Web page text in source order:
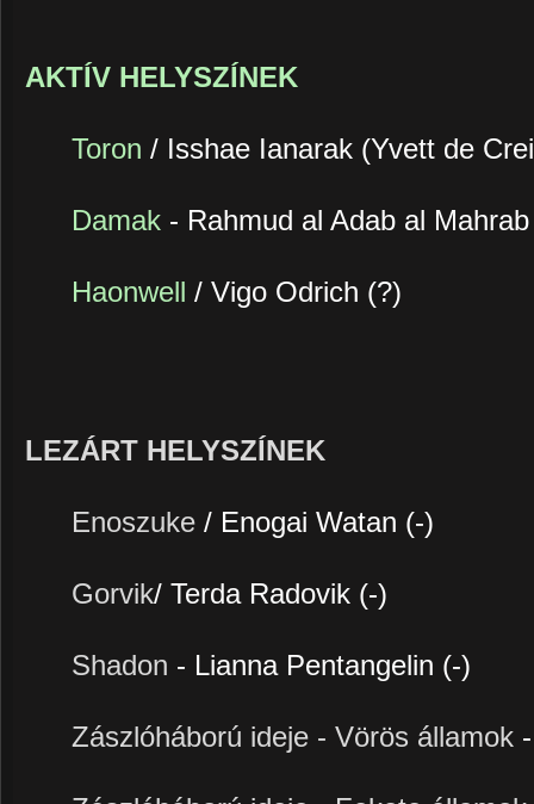
AKTÍV HELYSZÍNEK
Toron / Isshae Ianarak (Yvett de
Damak - Rahmud al Adab al
Haonwell / Vigo Odrich (?)
LEZÁRT HELYSZÍNEK
Enoszuke / Enogai Watan (-)
Gorvik/ Terda Radovik (-)
Shadon - Lianna Pentangelin (-)
Zászlóháború ideje - Vörös államok